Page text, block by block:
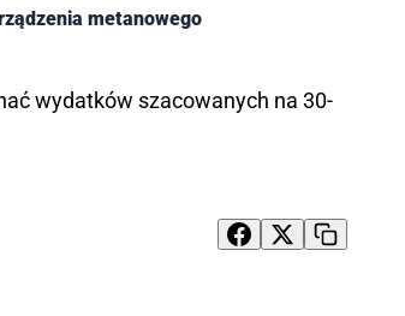
metanowego
wydatków szacowanych na 30-